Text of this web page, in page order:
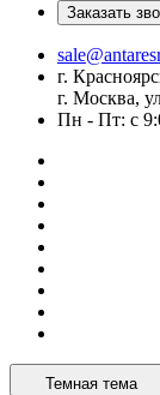
Заказать
г.
г. Москва,
Пн - Пт: с
Темная тема